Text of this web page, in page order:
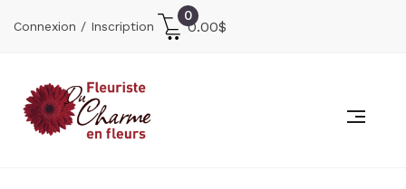
Connexion / Inscription
0
0.00$